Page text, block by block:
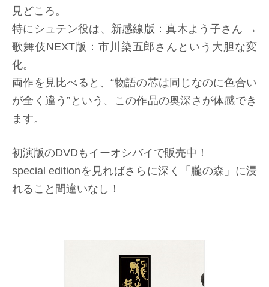
見どころ。
特にシュテン役は、新感線版：真木よう子さん →
歌舞伎NEXT版：市川染五郎さんという大胆な変
化。
両作を見比べると、“物語の芯は同じなのに色合い
が全く違う”という、この作品の奥深さが体感でき
ます。
初演版のDVDもイーオシバイで販売中！
special editionを見ればさらに深く「朧の森」に浸
れること間違いなし！